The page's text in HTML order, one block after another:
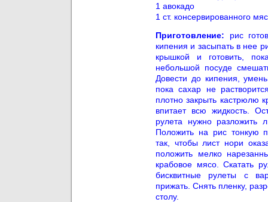
1 авокадо
1 ст. консервированного
Приготовление: рис
кипения и засыпать в нее
крышкой и готовить,
небольшой посуде
Довести до кипения,
пока сахар не
плотно закрыть кастрюлю
впитает всю жидкость.
рулета нужно разложить
Положить на рис тонкую
так, чтобы лист нори
положить мелко
крабовое мясо. Скатать
бисквитные рулеты с
прижать. Снять пленку,
столу.